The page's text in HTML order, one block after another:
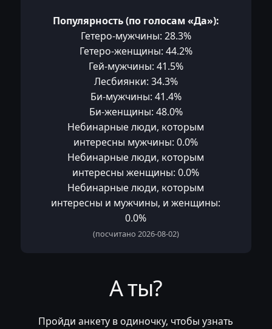
Популярность (по голосам «Да»):
Гетеро-мужчины: 28.3%
Гетеро-женщины: 44.2%
Гей-мужчины: 41.5%
Лесбиянки: 34.3%
Би-мужчины: 41.4%
Би-женщины: 48.0%
Небинарные люди, которым
интересны мужчины: 0.0%
Небинарные люди, которым
интересны женщины: 0.0%
Небинарные люди, которым
интересны и мужчины, и женщины:
0.0%
(посчитано 2026-08-02)
А ты?
Пройди анкету в одиночку, чтобы узнать